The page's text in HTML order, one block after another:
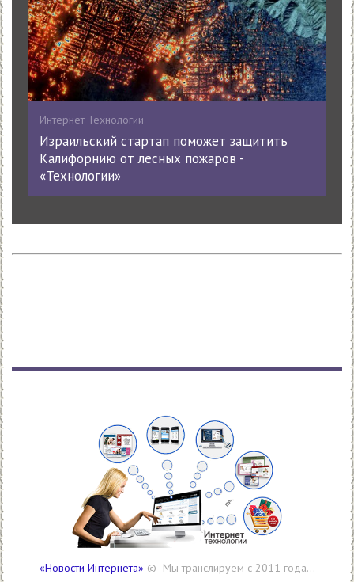
Интернет Технологии
Израильский стартап поможет защитить
Калифорнию от лесных пожаров -
«Технологии»
«Новости Интернета» © Мы транслируем с 2011 года...